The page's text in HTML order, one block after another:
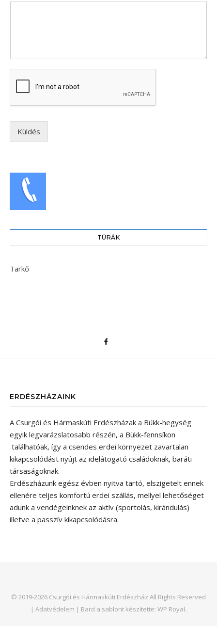
Küldés
TÚRÁK
Tarkő
ERDÉSZHÁZAINK
A Csurgói és Hármaskúti Erdészházak a Bükk-hegység
egyik legvarázslatosabb részén, a Bükk-fennsíkon
találhatóak, így a csendes erdei környezet zavartalan
kikapcsolódást nyújt az idelátogató családoknak, baráti
társaságoknak.
Erdészházunk egész évben nyitva tartó, elszigetelt ennek
ellenére teljes komfortú erdei szállás, mellyel lehetőséget
adunk a vendégeinknek az aktív (sportolás, kirándulás)
illetve a passzív kikapcsolódásra.
© 2019-2026 Csurgói és Hármaskúti Erdészház All Rights Reserved
| Adatvédelem | Bard a sablont készítette: WP Royal.